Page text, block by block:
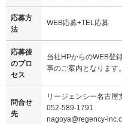
応募方
法
WEB応募+TEL応募
応募後
のプロ
セス
当社HPからのWEB登
事のご案内となります。
問合せ
先
リージェンシー名古屋
052-589-1791
nagoya@regency-